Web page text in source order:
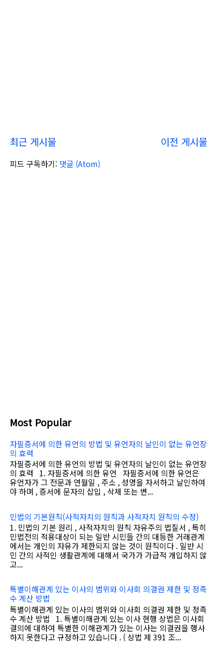
최근 게시물 이전 게시물
피드 구독하기: 댓글 (Atom)
Most Popular
자필증서에 의한 유언의 방법 및 유언자의 날인이 없는 유언장
의 효력
자필증서에 의한 유언의 방법 및 유언자의 날인이 없는 유언장
의 효력 1. 자필증서에 의한 유언 자필증서에 의한 유언은
유언자가 그 전문과 연월일 , 주소 , 성명을 자서하고 날인하여
야 하며 , 증서에 문자의 삽입 , 삭제 또는 변...
민법의 기본원칙(사적자치의 원칙과 사적자치 원칙의 수정)
1. 민법의 기본 원리 , 사적자치의 원칙 자유주의 법질서 , 특히
민법전의 적용대상이 되는 일반 시민들 간의 대등한 거래관계
에서는 개인의 자유가 제한되지 않는 것이 원칙이다 . 일반 시
민 간의 사적인 생활관계에 대해서 국가가 가급적 개입하지 않
고...
특별이해관계 있는 이사의 범위와 이사회 의결권 제한 및 정족
수 계산 방법
특별이해관계 있는 이사의 범위와 이사회 의결권 제한 및 정족
수 계산 방법 1. 특별이해관계 있는 이사 현행 상법은 이사회
결의에 대하여 특별한 이해관계가 있는 이사는 의결권을 행사
하지 못한다고 규정하고 있습니다 . ( 상법 제 391 조...